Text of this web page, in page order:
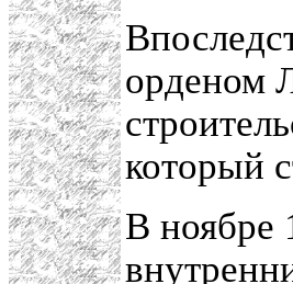
орденом
который
В ноябре